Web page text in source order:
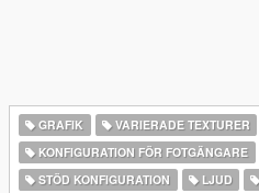
GRAFIK
VARIERADE TEXTURER
KONFIGURATION FÖR FOTGÄNGARE
STÖD KONFIGURATION
LJUD